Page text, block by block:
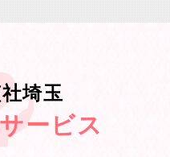
埼玉
ービス